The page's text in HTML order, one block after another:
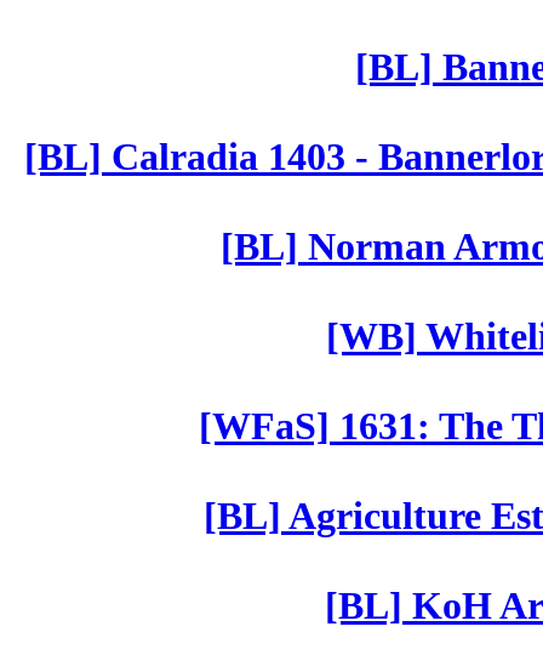
[BL]
[BL] Calradia 1403 -
[BL] Norman
[WB]
[WFaS] 1631: The
[BL] Agriculture
[BL] KoH